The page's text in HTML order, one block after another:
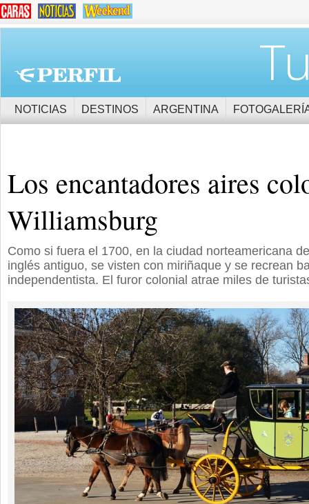
NOTICIAS DESTINOS ARGENTINA
Los encantadores aires
Williamsburg
Como si fuera el 1700, en la ciudad norteamericana
inglés antiguo, se visten con miriñaque y se recrean
independentista. El furor colonial atrae miles de